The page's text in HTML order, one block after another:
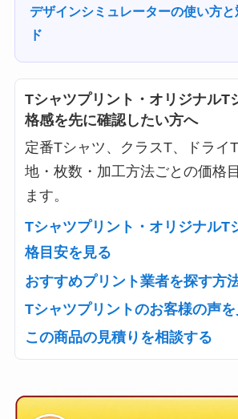
デザインシミュレーターの使い方
ド
Tシャツプリント・オリジナルT
格感を先に確認したい方へ
定番Tシャツ、クラスT、ドライ
地・枚数・加工方法ごとの価格
ます。
Tシャツプリント・オリジナルT
格目安を見る
おすすめプリント業者を探す方
Tシャツプリントのお客様の声
この商品の見積りを相談する